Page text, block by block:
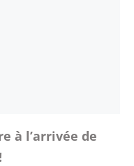
à l’arrivée de